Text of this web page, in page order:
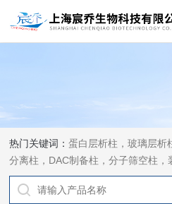
热门关键词：蛋白层析柱，玻璃层析
分离柱，DAC制备柱，分子筛空柱，